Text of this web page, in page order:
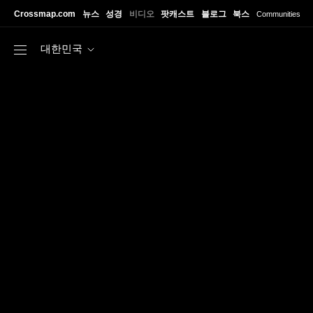
Crossmap.com 뉴스 성경 비디오 팟캐스트 블로그 북스 Communities
대한민국